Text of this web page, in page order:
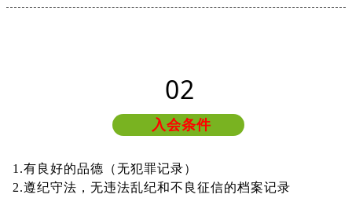
02
入会条件
1 .有良 好的品德 （无犯罪记录）
2.遵纪守法 ， 无违法乱纪和不 良 征信的档案记录